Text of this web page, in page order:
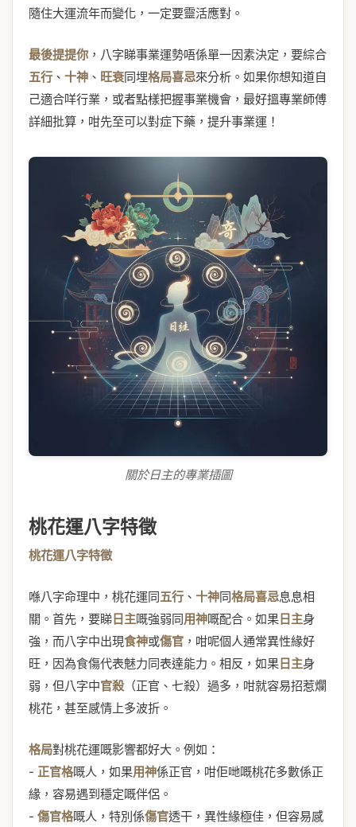
隨住大運流年而變化，一定要靈活應對。
最後提提你 ，八字睇事業運勢唔係單一因素決定，要綜合
五行 、 十神 、 旺衰同埋格局喜忌來分析。如果你想知道自
己適合咩行業，或者點樣把握事業機會，最好搵專業師傅
詳細批算，咁先至可以對症下藥，提升事業運！
關於日主的專業插圖
桃花運八字特徵
桃花運八字特徵
喺八字命理中，桃花運同五行 、 十神同格局喜忌息息相
關。首先，要睇 日主嘅強弱同用神嘅配合。如果 日主身
強，而八字中出現食神或傷官 ，咁呢個人通常異性緣好
旺，因為食傷代表魅力同表達能力。相反，如果 日主身
弱，但八字中官殺（正官、七殺）過多，咁就容易招惹爛
桃花，甚至感情上多波折。
格局對桃花運嘅影響都好大。例如：
- 正官格嘅人，如果用神係正官，咁佢哋嘅桃花多數係正
緣，容易遇到穩定嘅伴侶。
- 傷官格嘅人，特別係傷官透干，異性緣極佳，但容易感